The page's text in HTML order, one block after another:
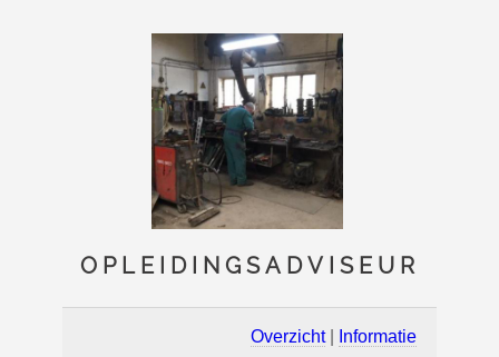
OPLEIDINGSADVISEUR
Overzicht|
Informatie